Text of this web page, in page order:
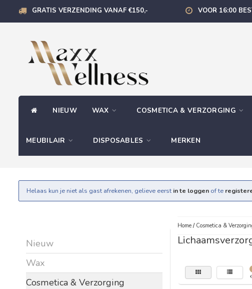
GRATIS VERZENDING VANAF €150,- VOOR 16:00
NIEUW WAX COSMETICA & VERZORGING
MEUBILAIR DISPOSABLES MERKEN
Helaas kun je niet als gast afrekenen, gelieve eerst in te loggen of te
Nieuw
Wax
Cosmetica & Verzorging
Home/ Cosmetica &
€